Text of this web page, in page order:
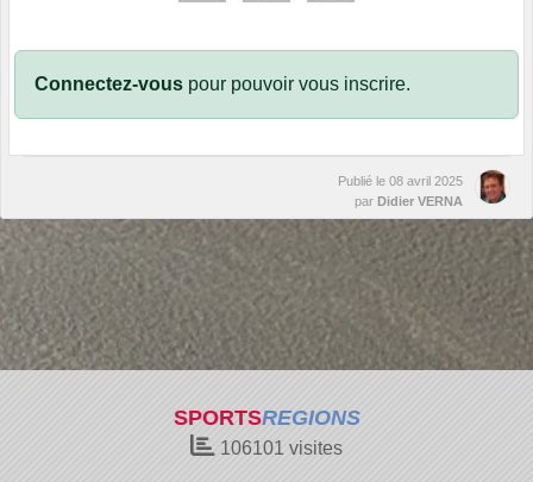
Connectez-vous pour pouvoir vous inscrire.
Publié le 08 avril 2025
par Didier VERNA
SPORTSREGIONS
106101 visites